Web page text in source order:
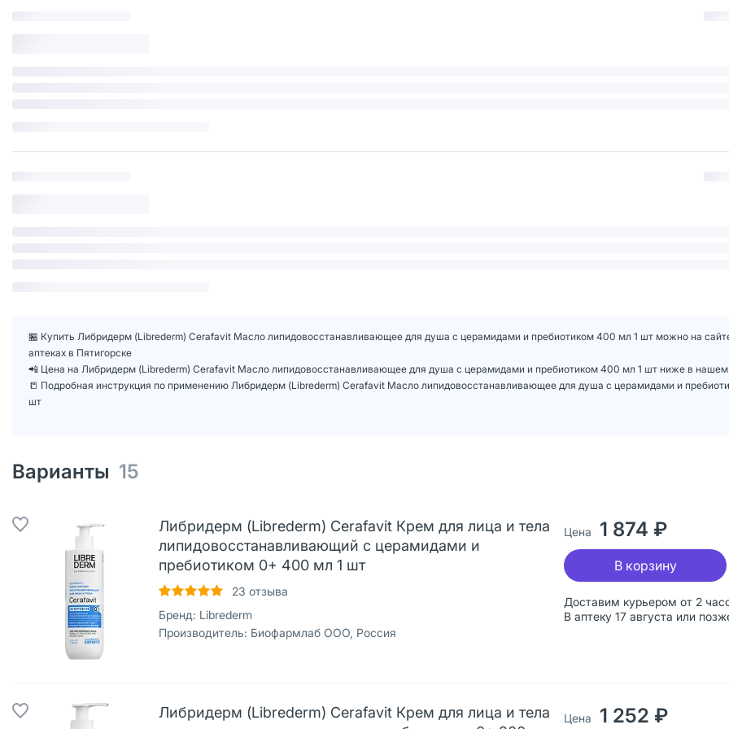
🏪 Купить Либридерм (Librederm) Cerafavit Масло липидовосстанавливающее для душа с церамидами и пребиотиком 400 мл 1 шт можно на
аптеках в Пятигорске
📲 Цена на Либридерм (Librederm) Cerafavit Масло липидовосстанавливающее для душа с церамидами и пребиотиком 400 мл 1 шт ниже в
📒 Подробная инструкция по применению Либридерм (Librederm) Cerafavit Масло липидовосстанавливающее для душа с церамидами и
шт
Варианты 15
Либридерм (Librederm) Cerafavit Крем для лица и тела
липидовосстанавливающий с церамидами и
пребиотиком 0+ 400 мл 1 шт
23 отзыва
Бренд: Librederm
Производитель: Биофармлаб ООО, Россия
Доставим курьером от 2
В аптеку 17 августа или
Цена 1 874 ₽
В корзину
Либридерм (Librederm) Cerafavit Крем для лица и тела
Цена 1 252 ₽